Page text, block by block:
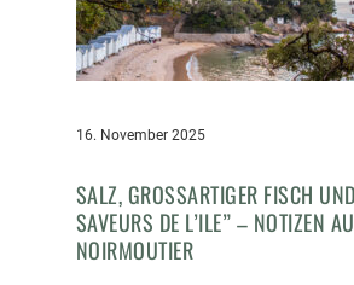
16. November 2025
SALZ, GROSSARTIGER FISCH UND
AVEURS DE L’ILE” – NOTIZEN
OIRMOUTIER